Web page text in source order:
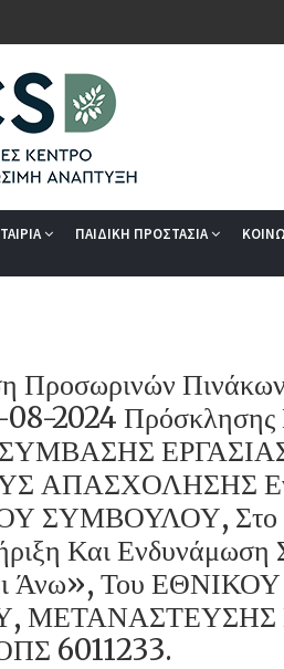
ΠΑΙΔΙΚΗ ΠΡΟΣΤΑΣΙΑ
Προσωρινών
2024 Πρόσκλησης
ΣΥΜΒΑΣΗΣ
ΑΠΑΣΧΟΛΗΣΗΣ
ΣΥΜΒΟΥΛΟΥ, Στο
Και Ενδυνάμωση
Άνω», Του
ΜΕΤΑΝΑΣΤΕΥΣΗΣ
6011233.